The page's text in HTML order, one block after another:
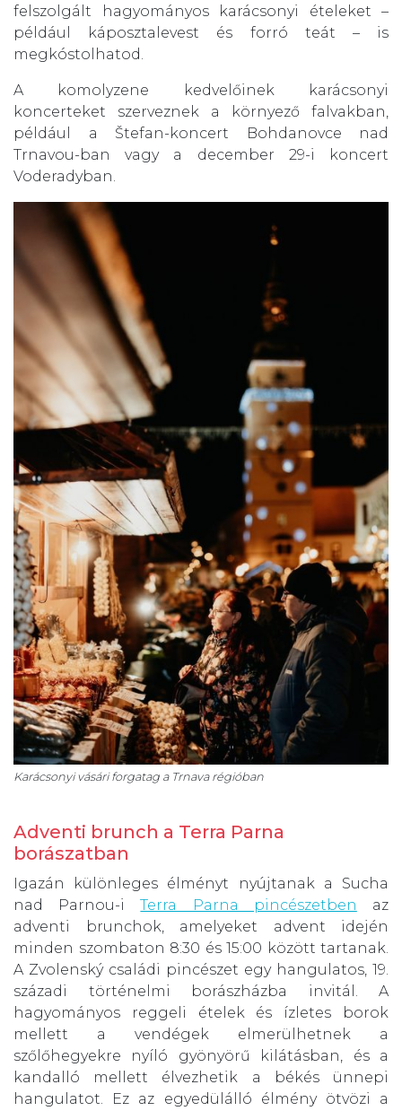
felszolgált hagyományos karácsonyi ételeket –
például káposztalevest és forró teát – is
megkóstolhatod.
A komolyzene kedvelőinek karácsonyi
koncerteket szerveznek a környező falvakban,
például a Štefan-koncert Bohdanovce nad
Trnavou-ban vagy a december 29-i koncert
Voderadyban.
Karácsonyi vásári forgatag a Trnava régióban
Adventi brunch a Terra Parna
borászatban
Igazán különleges élményt nyújtanak a Sucha
nad Parnou-iTerra Parna pincészetben az
adventi brunchok, amelyeket advent idején
minden szombaton 8:30 és 15:00 között tartanak.
A Zvolenský családi pincészet egy hangulatos, 19.
századi történelmi borászházba invitál. A
hagyományos reggeli ételek és ízletes borok
mellett a vendégek elmerülhetnek a
szőlőhegyekre nyíló gyönyörű kilátásban, és a
kandalló mellett élvezhetik a békés ünnepi
hangulatot. Ez az egyedülálló élmény ötvözi a